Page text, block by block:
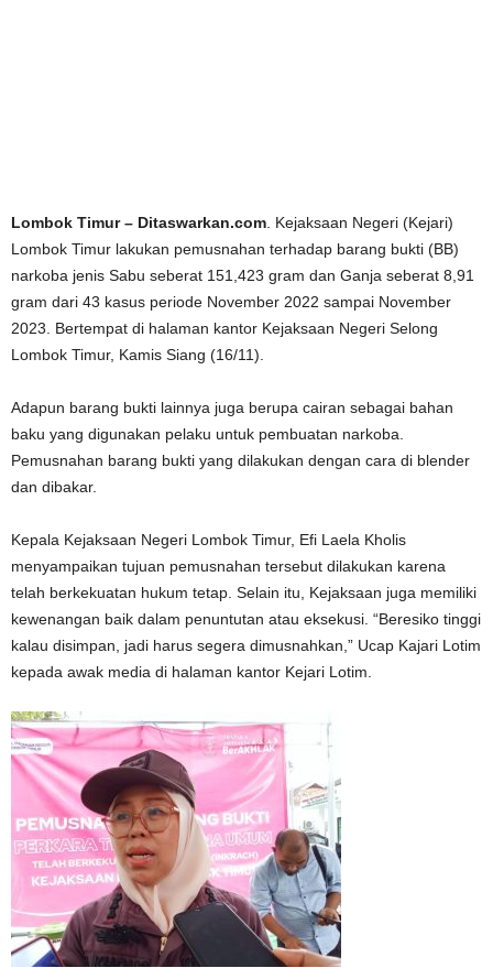
Lombok Timur – Ditaswarkan.com. Kejaksaan Negeri (Kejari)
Lombok Timur lakukan pemusnahan terhadap barang bukti (BB)
narkoba jenis Sabu seberat 151,423 gram dan Ganja seberat 8,91
gram dari 43 kasus periode November 2022 sampai November
2023. Bertempat di halaman kantor Kejaksaan Negeri Selong
Lombok Timur, Kamis Siang (16/11).
Adapun barang bukti lainnya juga berupa cairan sebagai bahan
baku yang digunakan pelaku untuk pembuatan narkoba.
Pemusnahan barang bukti yang dilakukan dengan cara di blender
dan dibakar.
Kepala Kejaksaan Negeri Lombok Timur, Efi Laela Kholis
menyampaikan tujuan pemusnahan tersebut dilakukan karena
telah berkekuatan hukum tetap. Selain itu, Kejaksaan juga memiliki
kewenangan baik dalam penuntutan atau eksekusi. “Beresiko tinggi
kalau disimpan, jadi harus segera dimusnahkan,” Ucap Kajari Lotim
kepada awak media di halaman kantor Kejari Lotim.